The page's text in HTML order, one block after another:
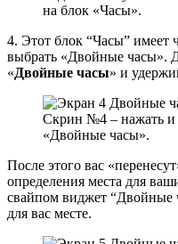
на блок «Часы».
4. Этот блок “Часы” имеет
выбрать «Двойные часы».
«Двойные часы» и
Скрин №4 – нажать и
«Двойные часы».
После этого вас
определения места для
свайпом виджет “Двойные
для вас месте.